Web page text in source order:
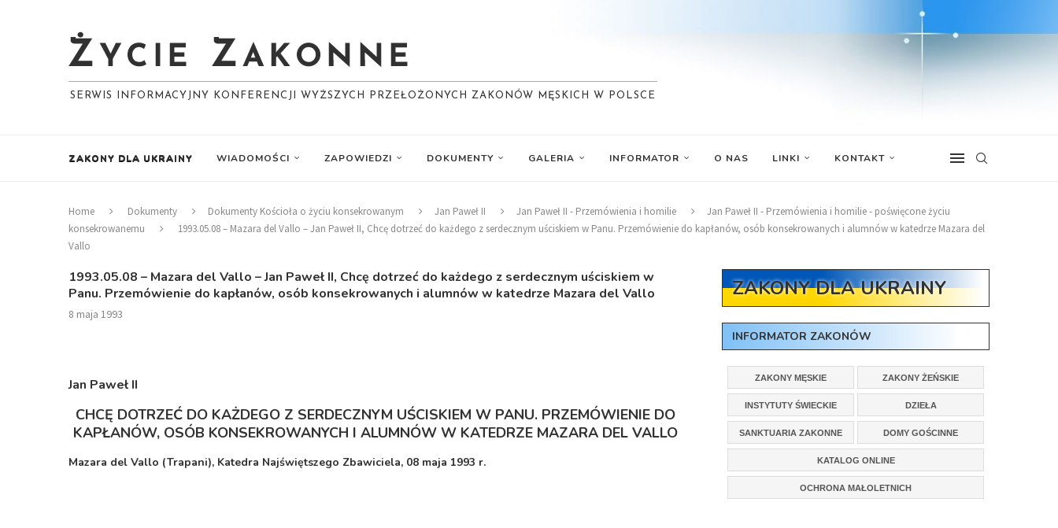
SERWIS INFORMACYJNY KONFERENCJI WYŻSZYCH PRZEŁOŻONYCH ZAKONÓW MĘSKICH W POLSCE
ZAKONY DLA UKRAINY WIADOMOŚCI ZAPOWIEDZI DOKUMENTY GALERIA INFORMATOR O NAS LINKI KONTAKT
Home Dokumenty Dokumenty Kościoła o życiu konsekrowanym Jan Paweł II Jan Paweł II - Przemówienia i homilie
Jan Paweł II - Przemówienia i homilie - poświęcone życiu
konsekrowanemu
1993.05.08 – Mazara del Vallo – Jan Paweł II, Chcę dotrzeć do każdego z serdecznym uściskiem w Panu. Przemówienie do kapłanów, osób konsekrowanych i alumnów w katedrze Mazara del
Vallo
1993.05.08 – Mazara del Vallo – Jan Paweł II, Chcę dotrzeć do każdego z serdecznym uściskiem w
Panu. Przemówienie do kapłanów, osób konsekrowanych i alumnów w katedrze Mazara del Vallo
8 maja 1993
Jan Paweł II
CHCĘ DOTRZEĆ DO KAŻDEGO Z SERDECZNYM UŚCISKIEM W PANU. PRZEMÓWIENIE DO
KAPŁANÓW, OSÓB KONSEKROWANYCH I ALUMNÓW W KATEDRZE MAZARA DEL VALLO
Mazara del Vallo (Trapani), Katedra Najświętszego Zbawiciela, 08 maja 1993 r.
ZAKONY DLA UKRAINY
INFORMATOR ZAKONÓW
ZAKONY MĘSKIE ZAKONY ŻEŃSKIE
INSTYTUTY ŚWIECKIE DZIEŁA
SANKTUARIA ZAKONNE DOMY GOŚCINNE
KATALOG ONLINE
OCHRONA MAŁOLETNICH